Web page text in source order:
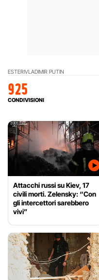
ESTERIVLADIMIR PUTIN
925
CONDIVISIONI
Attacchi russi su Kiev, 17
civili morti. Zelensky: “Con
gli intercettori sarebbero
vivi”